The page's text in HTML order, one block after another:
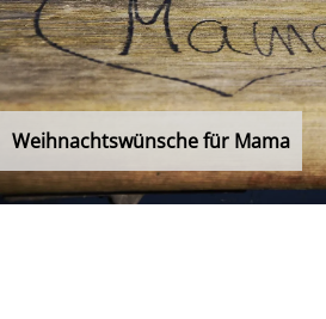
Weihnachtswünsche für Mama